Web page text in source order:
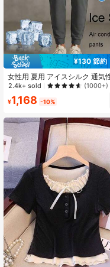
¥130 節約
女性用 夏用 アイスシルク 通気
ンニングパンツ、ジッパーポケ
ウエストゴム仕様の軽量スポー
ボン、フィットネス&ジョギン
2.4k+ sold (1000+)
¥1,168 -10%